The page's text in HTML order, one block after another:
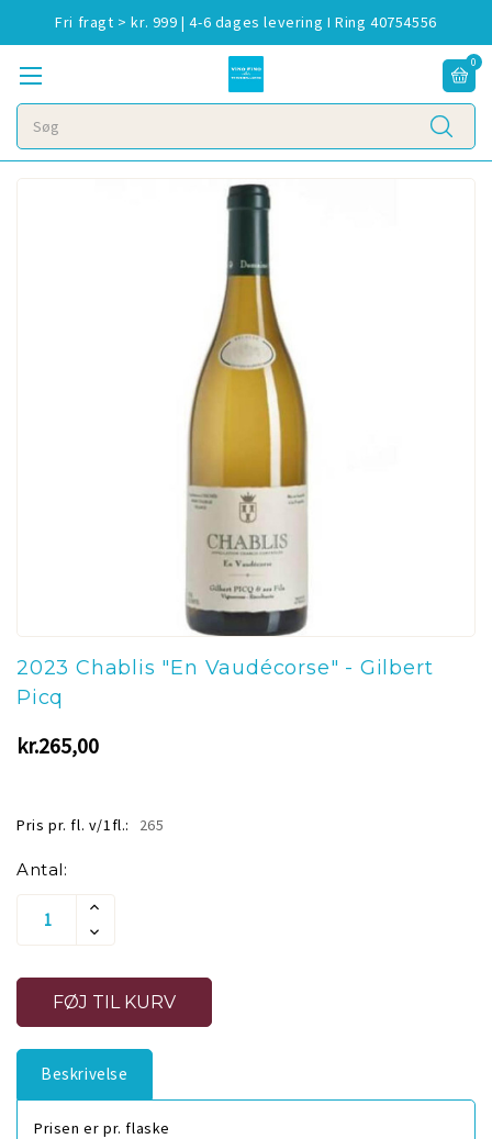
Fri fragt > kr. 999 | 4-6 dages levering I Ring 40754556
Søg
0
2023 Chablis "En Vaudécorse" - Gilbert
Picq
kr.265,00
Pris pr. fl. v/1fl.: 265
Aktuelt
lager:
Antal:
Øg
Af
Undefined
Reducer
Antallet
Undefined
Beskrivelse
Prisen er pr. flaske